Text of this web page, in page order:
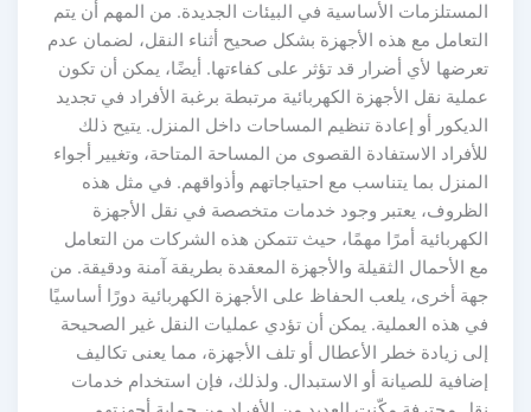
المستلزمات الأساسية في البيئات الجديدة. من المهم أن يتم
التعامل مع هذه الأجهزة بشكل صحيح أثناء النقل، لضمان عدم
تعرضها لأي أضرار قد تؤثر على كفاءتها. أيضًا، يمكن أن تكون
عملية نقل الأجهزة الكهربائية مرتبطة برغبة الأفراد في تجديد
الديكور أو إعادة تنظيم المساحات داخل المنزل. يتيح ذلك
للأفراد الاستفادة القصوى من المساحة المتاحة، وتغيير أجواء
المنزل بما يتناسب مع احتياجاتهم وأذواقهم. في مثل هذه
الظروف، يعتبر وجود خدمات متخصصة في نقل الأجهزة
الكهربائية أمرًا مهمًا، حيث تتمكن هذه الشركات من التعامل
مع الأحمال الثقيلة والأجهزة المعقدة بطريقة آمنة ودقيقة. من
جهة أخرى، يلعب الحفاظ على الأجهزة الكهربائية دورًا أساسيًا
في هذه العملية. يمكن أن تؤدي عمليات النقل غير الصحيحة
إلى زيادة خطر الأعطال أو تلف الأجهزة، مما يعنى تكاليف
إضافية للصيانة أو الاستبدال. ولذلك، فإن استخدام خدمات